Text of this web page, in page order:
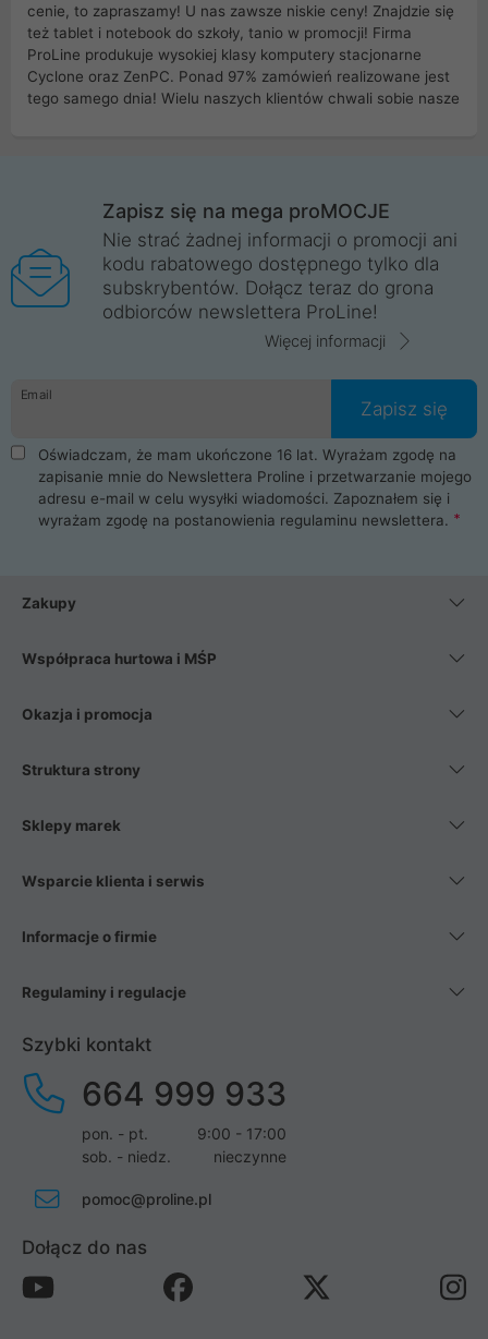
cenie, to zapraszamy! U nas zawsze niskie ceny! Znajdzie się
też tablet i notebook do szkoły, tanio w promocji! Firma
ProLine produkuje wysokiej klasy komputery stacjonarne
Cyclone oraz ZenPC. Ponad 97% zamówień realizowane jest
tego samego dnia! Wielu naszych klientów chwali sobie nasze
Wrocław, Poznań, Legnica, Katowice, Gliwice, Kalisz, Bytom,
Trzebnica, Opole. Szybka i profesjonalna obsługa!
ProLine to polska firma ze 100% polskim kapitałem. Działamy
legalnie i płacimy podatki w naszym kraju! Posiadamy siedzibę
główną w Mirkowie oraz salony na terenie kraju. Cała
komunikacja ze sklepem komputerowym ProLine jest
danych osobowych. Dlatego zakup notebooka albo laptopa w
ProLine to czysta przyjemność i pełne bezpieczeństwo.
Zaopatrzysz się u nas w akcesoria i części komputerowe
takie jak procesory, karty graficzne, płyty główne, pamięci,
dyski SSD, M.2 oraz HDD. Nasi pracownicy pomogą Ci wybrać
najlepszy zasilacz komputerowy oraz obudowę do komputera.
Poza komputerami mamy również najlepsze na rynku
Smartfony takich producentów jak Xiaomi, Apple, Samsung i
wentylatory. Na koniec mając już to wszystko, możesz
Zapisz się na mega proMOCJE
Nie strać żadnej informacji o promocji ani
kodu rabatowego dostępnego tylko dla
subskrybentów. Dołącz teraz do grona
odbiorców newslettera ProLine!
Więcej informacji
Email
Zapisz się
Oświadczam, że mam ukończone 16 lat. Wyrażam zgodę na
zapisanie mnie do Newslettera Proline i przetwarzanie mojego
adresu e-mail w celu wysyłki wiadomości. Zapoznałem się i
wyrażam zgodę na postanowienia regulaminu newslettera.
Zakupy
Współpraca hurtowa i MŚP
Okazja i promocja
Struktura strony
Sklepy marek
Wsparcie klienta i serwis
Informacje o firmie
Regulaminy i regulacje
Szybki kontakt
664 999 933
pon. - pt.
9:00 - 17:00
sob. - niedz.
nieczynne
pomoc@proline.pl
Dołącz do nas